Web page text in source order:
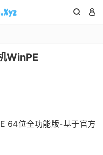
 
WinPE
64位全功能版-基于官方